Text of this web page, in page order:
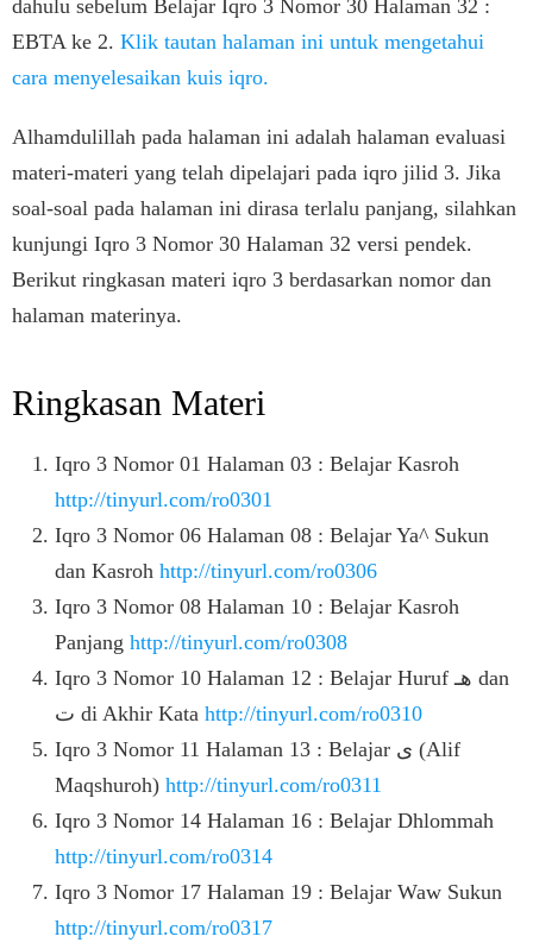
dahulu sebelum Belajar Iqro 3 Nomor 30 Halaman 32 :
EBTA ke 2. Klik tautan halaman ini untuk mengetahui
cara menyelesaikan kuis iqro.
Alhamdulillah pada halaman ini adalah halaman evaluasi
materi-materi yang telah dipelajari pada iqro jilid 3. Jika
soal-soal pada halaman ini dirasa terlalu panjang, silahkan
kunjungi Iqro 3 Nomor 30 Halaman 32 versi pendek.
Berikut ringkasan materi iqro 3 berdasarkan nomor dan
halaman materinya.
Ringkasan Materi
Iqro 3 Nomor 01 Halaman 03 : Belajar Kasroh
http://tinyurl.com/ro0301
Iqro 3 Nomor 06 Halaman 08 : Belajar Ya^ Sukun
dan Kasroh http://tinyurl.com/ro0306
Iqro 3 Nomor 08 Halaman 10 : Belajar Kasroh
Panjang http://tinyurl.com/ro0308
Iqro 3 Nomor 10 Halaman 12 : Belajar Huruf هـ dan
ت di Akhir Kata http://tinyurl.com/ro0310
Iqro 3 Nomor 11 Halaman 13 : Belajar ى (Alif
Maqshuroh) http://tinyurl.com/ro0311
Iqro 3 Nomor 14 Halaman 16 : Belajar Dhlommah
http://tinyurl.com/ro0314
Iqro 3 Nomor 17 Halaman 19 : Belajar Waw Sukun
http://tinyurl.com/ro0317